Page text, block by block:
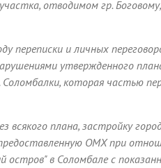
отводимом гр.
переписки и личных
утвержденного
которая частью
всякого плана, застройку
ОМХ при
остров" в Соломбале с